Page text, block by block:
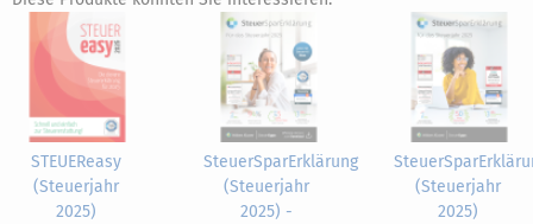
STEUEReasy
(Steuerjahr
2025)
SteuerSparErklärung
(Steuerjahr
2025) -
(Steuerjahr
2025)